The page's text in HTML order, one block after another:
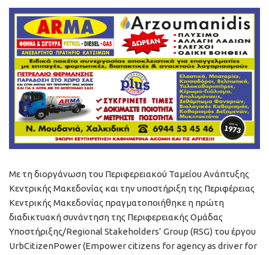
Με τη διοργάνωση του Περιφερειακού Ταμείου Ανάπτυξης
Κεντρικής Μακεδονίας και την υποστήριξη της Περιφέρειας
Κεντρικής Μακεδονίας πραγματοποιήθηκε η πρώτη
διαδικτυακή συνάντηση της Περιφερειακής Ομάδας
Υποστήριξης/Regional Stakeholders’ Group (RSG) του έργου
UrbCitizenPower (Empower citizens for agency as driver for